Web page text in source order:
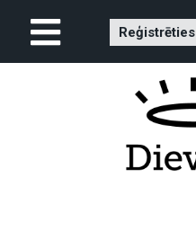
Reģistrēties